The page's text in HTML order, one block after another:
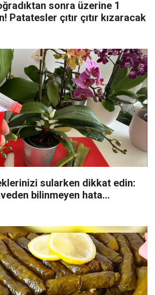
sonra üzerine 1
Patatesler çıtır çıtır kızaracak
sularken dikkat edin:
bilinmeyen hata...